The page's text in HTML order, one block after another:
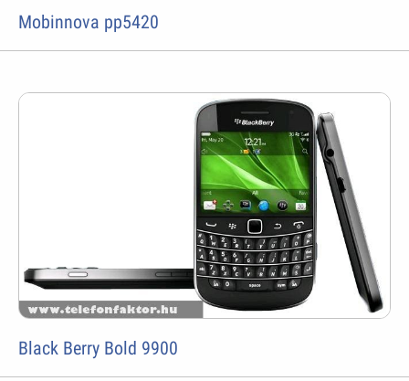
Mobinnova pp5420
Black Berry Bold 9900